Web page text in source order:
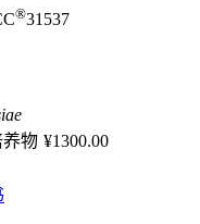
®31537
养物 ¥1300.00